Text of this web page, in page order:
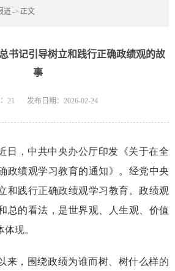
道-> 正文
书记引导树立和践行正确政绩观的故
事
21 发布日期：2026-02-24
日，中共中央办公厅印发《关于在全
政绩观学习教育的通知》。经党中央
和践行正确政绩观学习教育。政绩观
总的看法，是世界观、人生观、价值
现。
，围绕政绩为谁而树、树什么样的